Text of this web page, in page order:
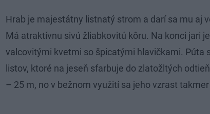
Hrab je majestátny listnatý strom a darí sa mu aj
Má atraktívnu sivú žliabkovitú kôru. Na konci jari
valcovitými kvetmi so špicatými hlavičkami. Púta
listov, ktoré na jeseň sfarbuje do zlatožltých
– 25 m, no v bežnom využití sa jeho vzrast